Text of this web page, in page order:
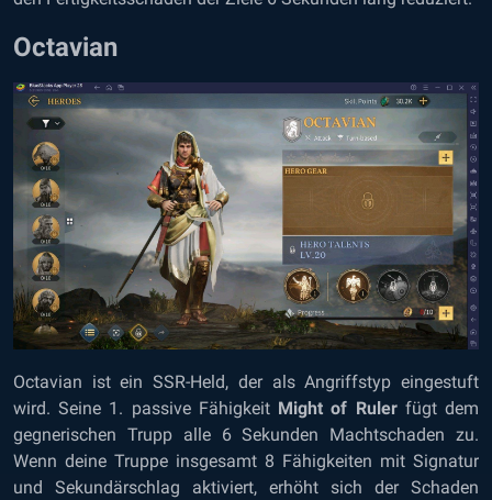
Octavian
Octavian ist ein SSR-Held, der als Angriffstyp eingestuft
wird. Seine 1. passive Fähigkeit Might of Ruler fügt dem
gegnerischen Trupp alle 6 Sekunden Machtschaden zu.
Wenn deine Truppe insgesamt 8 Fähigkeiten mit Signatur
und Sekundärschlag aktiviert, erhöht sich der Schaden